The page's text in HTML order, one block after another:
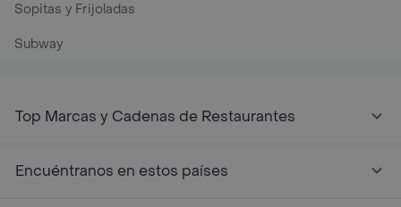
Sopitas y Frijoladas
Subway
Top Marcas y Cadenas de Restaurantes
Encuéntranos en estos países